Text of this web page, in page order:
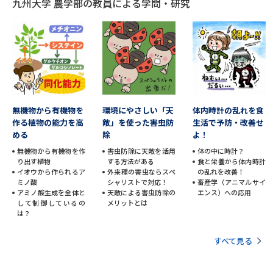
大学研究 大学検索
大学で学べる内容や特徴を調べる
新増設大学・学部・学科特集
国際・グローバルに強い大学特
集
データサイエンス特集 奨学金・特待生制度特集
デジタルパンフレット 進路の３択
新学年スタート号特集ページ
九州大学 農学部の教員による学問・研究
無機物から有機物を
作る植物の能力を高
める
無機物から有機物を作
り出す植物
イオウから作られるア
ミノ酸
アミノ酸生成を全体と
して制御しているの
は？
環境にやさしい「天
敵」を使った害虫防
除
害虫防除に天敵を活用
する方法がある
外来種の害虫ならスペ
シャリストで対応！
天敵による害虫防除の
メリットとは
体内時計の乱れを食
生活で予防・改善せ
よ！
体の中に時計？
食と栄養から体内時計
の乱れを改善！
畜産学（アニマルサイ
エンス）への応用
すべて見る